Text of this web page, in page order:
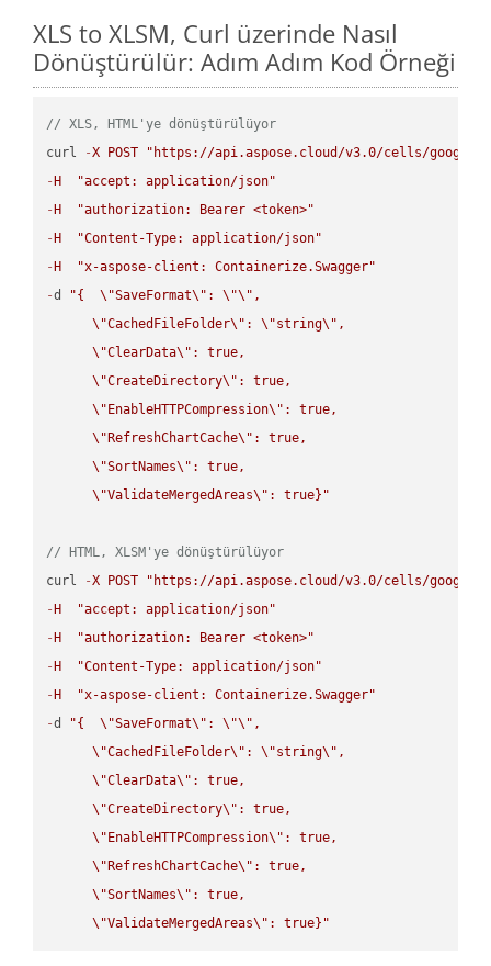
XLS to XLSM, Curl üzerinde Nasıl
Dönüştürülür: Adım Adım Kod Örneği
// XLS, HTML'ye dönüştürülüyor
curl
-X POST
"https://api.aspose.cloud/v3.0/cells/
- H
"accept: application/json"
- H
"authorization: Bearer <token>"
- H
"Content-Type: application/json"
- H
"x-aspose-client: Containerize.Swagger"
-d "{ \"SaveFormat\" : \"\" ,
\"CachedFileFolder\" : \"string\" ,
\"ClearData\" : true,
\"CreateDirectory\" : true,
\" EnableHTTPCompression\" : true,
\" RefreshChartCache\" : true,
\"SortNames\" : true,
\"ValidateMergedAreas\" : true}"
// HTML, XLSM'ye dönüştürülüyor
curl
-X POST
"https://api.aspose.cloud/v3.0/cells/
- H
"accept: application/json"
- H
"authorization: Bearer <token>"
- H
"Content-Type: application/json"
- H
"x-aspose-client: Containerize.Swagger"
-d "{ \"SaveFormat\" : \"\" ,
\"CachedFileFolder\" : \"string\" ,
\"ClearData\" : true,
\"CreateDirectory\" : true,
\" EnableHTTPCompression\" : true,
\" RefreshChartCache\" : true,
\"SortNames\" : true,
\"ValidateMergedAreas\" : true}"